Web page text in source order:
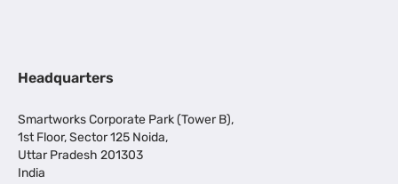
Headquarters
Smartworks Corporate Park (Tower B),
1st Floor, Sector 125 Noida,
Uttar Pradesh 201303
India